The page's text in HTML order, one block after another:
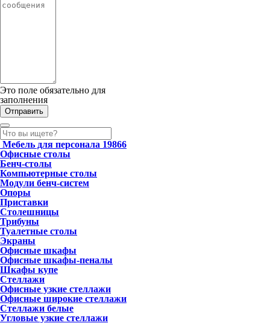
Это поле обязательно для
заполнения
Мебель для персонала 19866
Офисные столы
Бенч-столы
Компьютерные столы
Модули бенч-систем
Опоры
Приставки
Столешницы
Трибуны
Туалетные столы
Экраны
Офисные шкафы
Офисные шкафы-пеналы
Шкафы купе
Стеллажи
Офисные узкие стеллажи
Офисные широкие стеллажи
Стеллажи белые
Угловые узкие стеллажи